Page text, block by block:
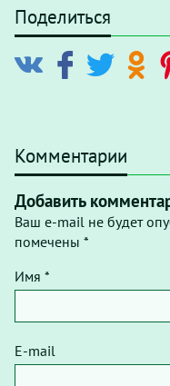
Поделиться
Комментарии
Добавить
Ваш e-mail не будет
помечены *
Имя *
E-mail